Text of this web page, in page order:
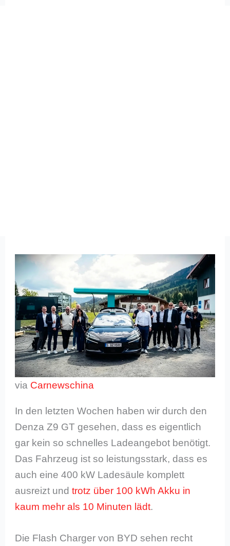
via Carnewschina
In den letzten Wochen haben wir durch den
Denza Z9 GT gesehen, dass es eigentlich
gar kein so schnelles Ladeangebot benötigt.
Das Fahrzeug ist so leistungsstark, dass es
auch eine 400 kW Ladesäule komplett
ausreizt undtrotz über 100 kWh Akku in
kaum mehr als 10 Minuten lädt.
Die Flash Charger von BYD sehen recht